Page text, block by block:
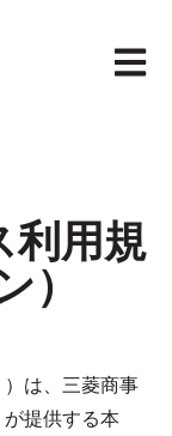
メイ
利用規
）
は、三菱商事
提供する本